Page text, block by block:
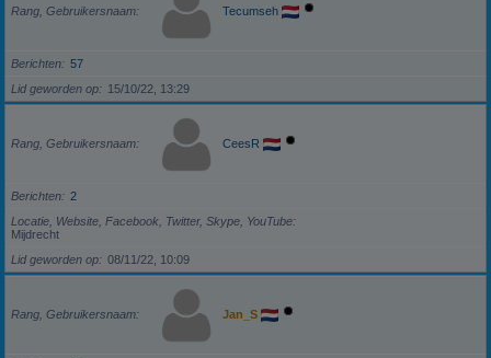
Rang, Gebruikersnaam Tecumseh
Berichten
57
Lid geworden op
15/10/22, 13:29
Rang, Gebruikersnaam CeesR
Berichten
2
Locatie, Website, Facebook, Twitter, Skype, YouTube
Mijdrecht
Lid geworden op
08/11/22, 10:09
Rang, Gebruikersnaam Jan_S